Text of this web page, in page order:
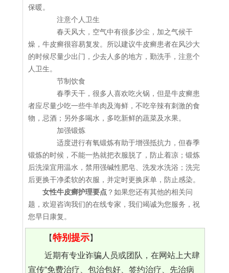
保暖。
注意个人卫生
春天风大，空气中有很多沙尘，加之气候干
燥，牛皮癣很容易复发。所以建议牛皮癣患者在风沙大
的时候尽量少出门，少去人多的地方，勤洗手，注意个
人卫生。
节制饮食
春季天干，很多人喜欢吃火锅，但是牛皮癣患
者应尽量少吃一些牛羊肉及海鲜，不吃辛辣有刺激的食
物，忌酒；另外多喝水，多吃新鲜的蔬菜及水果。
加强锻炼
适度进行有氧锻炼有助于增强抵抗力，但春季
锻炼的时候，不能一热就把衣服脱了，防止着凉；锻炼
后洗澡宜用温水，禁用强碱性肥皂、洗发水洗浴；洗完
后更换干净柔软的衣服，并定时更换床单，防止感染。
女性牛皮癣护理要点 ？如果您还有其他的相关问
题，欢迎咨询我们的在线专家，我们竭诚为您服务，祝
您早日康复。
【特别提示】
近期有专业诈骗人员或团队，在网站上大肆
宣传“免费治疗、包治包好、签约治疗、先治病